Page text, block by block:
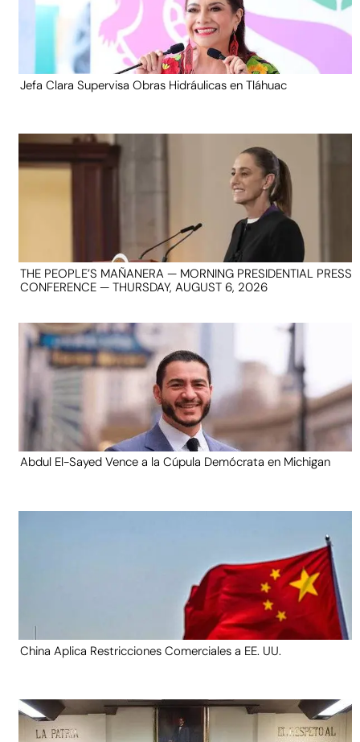
Jefa Clara Supervisa Obras Hidráulicas en Tláhuac
THE PEOPLE’S MAÑANERA — MORNING PRESIDENTIAL PRESS
CONFERENCE — THURSDAY, AUGUST 6, 2026
Abdul El-Sayed Vence a la Cúpula Demócrata en Michigan
China Aplica Restricciones Comerciales a EE. UU.